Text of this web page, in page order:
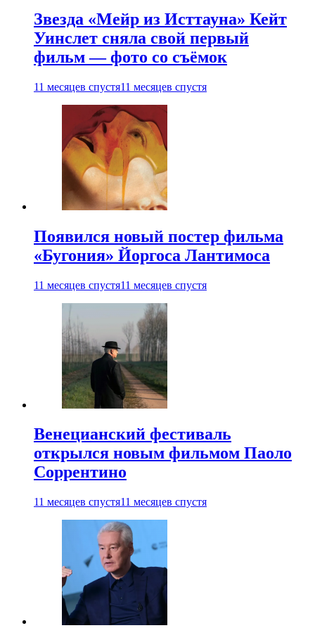
Звезда «Мейр из Исттауна» Кейт
Уинслет сняла свой первый
фильм — фото со съёмок
11 месяцев спустя11 месяцев спустя
Появился новый постер фильма
«Бугония» Йоргоса Лантимоса
11 месяцев спустя11 месяцев спустя
Венецианский фестиваль
открылся новым фильмом Паоло
Соррентино
11 месяцев спустя11 месяцев спустя